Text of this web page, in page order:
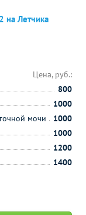
Летчика
Цена, руб.:
800
1000
мочи
1000
1000
1200
1400